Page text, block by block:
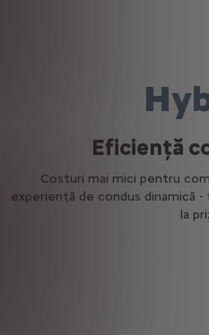
Eficiență
Costuri mai mici pentru
experiență de condus dinamică
la